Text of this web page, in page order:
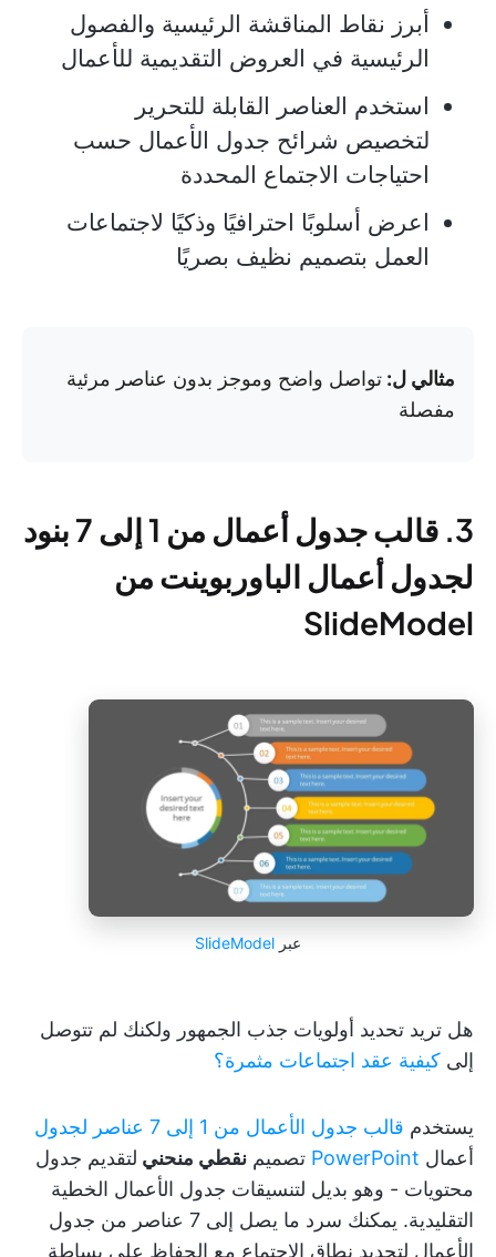
أبرز نقاط المناقشة الرئيسية والفصول
الرئيسية في العروض التقديمية للأعمال
استخدم العناصر القابلة للتحرير
لتخصيص شرائح جدول الأعمال حسب
احتياجات الاجتماع المحددة
اعرض أسلوبًا احترافيًا وذكيًا لاجتماعات
العمل بتصميم نظيف بصريًا
مثالي ل: تواصل واضح وموجز بدون عناصر مرئية
مفصلة
3. قالب جدول أعمال من 1 إلى 7 بنود
لجدول أعمال الباوربوينت من
SlideModel
عبر SlideModel
هل تريد تحديد أولويات جذب الجمهور ولكنك لم تتوصل
إلى كيفية عقد اجتماعات مثمرة؟
يستخدم قالب جدول الأعمال من 1 إلى 7 عناصر لجدول
أعمال PowerPoint تصميم نقطي منحني لتقديم جدول
محتويات - وهو بديل لتنسيقات جدول الأعمال الخطية
التقليدية. يمكنك سرد ما يصل إلى 7 عناصر من جدول
الأعمال لتحديد نطاق الاجتماع مع الحفاظ على بساطة